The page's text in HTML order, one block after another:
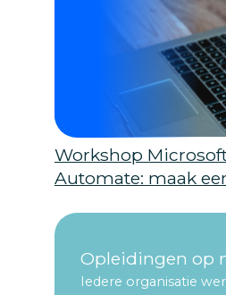
Workshop
Automate: maak
Opleidingen op
Iedere organisatie